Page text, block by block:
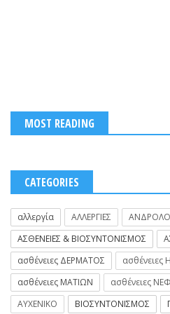
MOST READING
CATEGORIES
αλλεργία ΑΛΛΕΡΓΙΕΣ
ΑΣΘΕΝΕΙΕΣ & ΒΙΟΣΥΝΤΟΝΙΣΜΟΣ
ασθένειες ΔΕΡΜΑΤΟΣ
ασθένειες
ασθένειες ΜΑΤΙΩΝ
ασθένειες
ΑΥΧΕΝΙΚΟ
ΒΙΟΣΥΝΤΟΝΙΣΜΟΣ